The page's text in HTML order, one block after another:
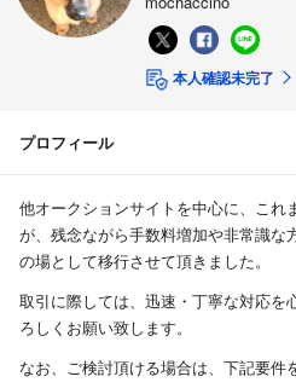
本人確認未完了
プロフィール
他オークションサイトを中心に、これ
が、残念ながら手数料増加や非常識な
の場として移行させて頂きました。
取引に際しては、迅速・丁寧な対応を
ろしくお願い致します。
なお、ご検討頂ける場合は、下記要件